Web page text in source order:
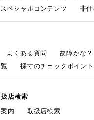
スペシャルコンテンツ 非
よくある質問 故障かな？
採寸のチェックポイント
店検索
内
取扱店検索